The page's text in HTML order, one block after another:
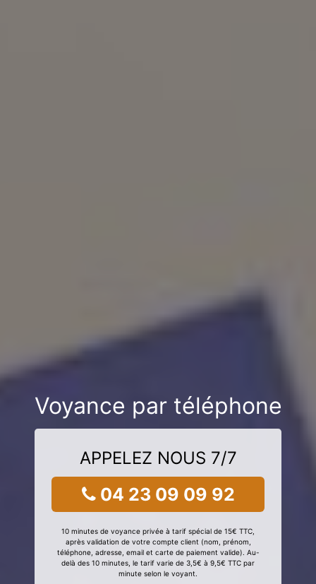
Voyance par téléphone
APPELEZ NOUS 7/7
04 23 09 09 92
10 minutes de voyance privée à tarif spécial de 15€ TTC,
après validation de votre compte client (nom, prénom,
téléphone, adresse, email et carte de paiement valide). Au-
delà des 10 minutes, le tarif varie de 3,5€ à 9,5€ TTC par
minute selon le voyant.